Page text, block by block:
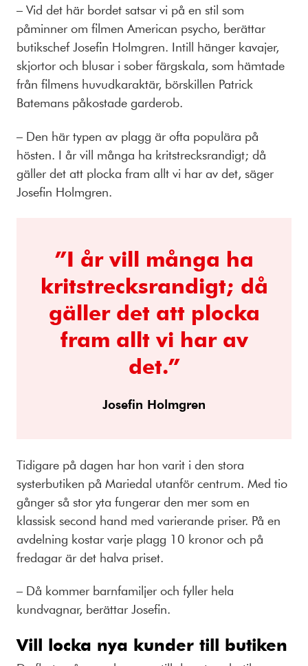
– Vid det här bordet satsar vi på en stil som
påminner om filmen American psycho, berättar
butikschef Josefin Holmgren. Intill hänger kavajer,
skjortor och blusar i sober färgskala, som hämtade
från filmens huvudkaraktär, börskillen Patrick
Batemans påkostade garderob.
– Den här typen av plagg är ofta populära på
hösten. I år vill många ha kritstrecksrandigt; då
gäller det att plocka fram allt vi har av det, säger
Josefin Holmgren.
”I år vill många ha
kritstrecksrandigt; då
gäller det att plocka
fram allt vi har av
det.”
Josefin Holmgren
Tidigare på dagen har hon varit i den stora
systerbutiken på Mariedal utanför centrum. Med tio
gånger så stor yta fungerar den mer som en
klassisk second hand med varierande priser. På en
avdelning kostar varje plagg 10 kronor och på
fredagar är det halva priset.
– Då kommer barnfamiljer och fyller hela
kundvagnar, berättar Josefin.
Vill locka nya kunder till butiken